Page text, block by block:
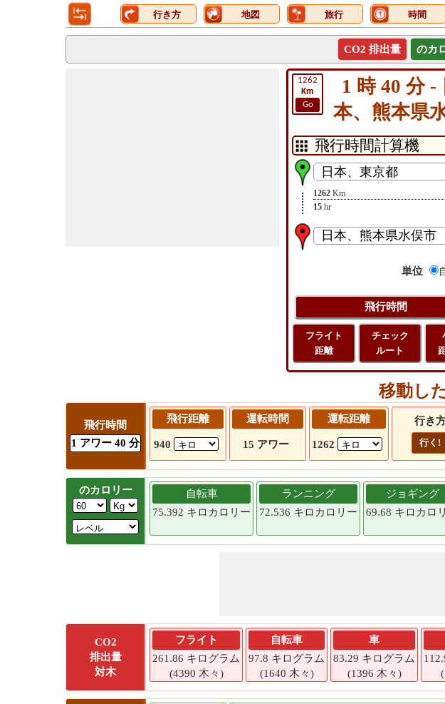
行き方 地図 旅行 時間
CO2 排出量 のカ
1262
Km
Go
1 時 40 分 -
本、熊本県
1262 Km
15 hr
単位
フライト
距離
チェック
ルート
移動し
飛行時間
1 アワー 40 分
飛行距離
940
運転時間
15 アワー
運転距離
1262
行き
行く!
のカロリー
自転車
75.392 キロカロリー
ランニング
72.536 キロカロリー
ジョギング
69.68 キロカロ
CO2
排出量
対木
フライト
261.86 キログラム
(4390 木々)
自転車
97.8 キログラム
(1640 木々)
車
83.29 キログラム
(1396 木々)